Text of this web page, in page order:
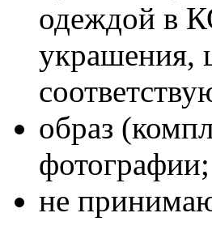
одеждой в
украшения,
образ
фотографии;
не